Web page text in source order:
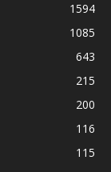
1594
1085
643
215
200
116
115